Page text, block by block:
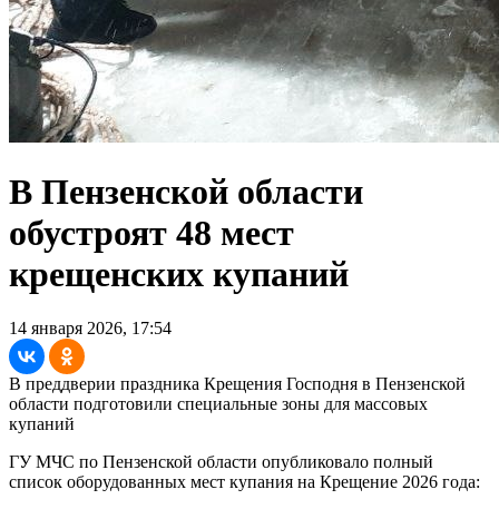
В Пензенской области
обустроят 48 мест
крещенских купаний
14 января 2026, 17:54
В преддверии праздника Крещения Господня в Пензенской
области подготовили специальные зоны для массовых
купаний
ГУ МЧС по Пензенской области опубликовало полный
список оборудованных мест купания на Крещение 2026 года: